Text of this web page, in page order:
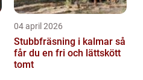
04 april 2026
Stubbfräsning i kalmar så
får du en fri och lättskött
tomt